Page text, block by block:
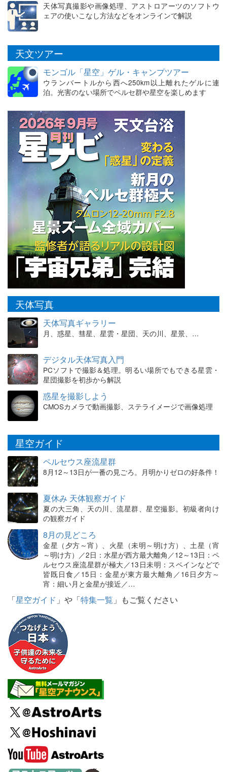
天体写真撮影や画像処理、アストロアーツのソフトウ
ェアの使いこなし方法などをオンラインで解説
天文ツアー
モンゴル「星空」ゲル・キャンプツアー
ウランバートルから西へ250km以上離れたゲルに連
泊。光害のない場所でペルセ群や星空を楽しめます
天体写真
天体写真ギャラリー
月、惑星、彗星、星雲・星団、天の川、星景、…
デジタル天体写真入門
PCソフトで撮影＆処理。明るい場所でもできる星雲・
星団撮影を初歩から解説
惑星を撮影しよう
CMOSカメラで動画撮影、ステライメージで画像処理
星空ガイド
ペルセウス座流星群
8月12～13日が一番の見ごろ。月明かりゼロの好条件！
夏休み 天体観察ガイド
夏の大三角、天の川、流星群、星空撮影。初級者向け
の観察ガイド
8月の見どころ
金星（夕方～宵）、火星（未明～明け方）、土星（宵
～明け方）／2日：水星が西方最大離角／12～13日：ペ
ルセウス座流星群が極大／13日未明：スペインなどで
皆既日食／15日：金星が東方最大離角／16日夕方～
宵：細い月と金星が接近／…
「星空ガイド 」や「特集一覧 」もご覧ください